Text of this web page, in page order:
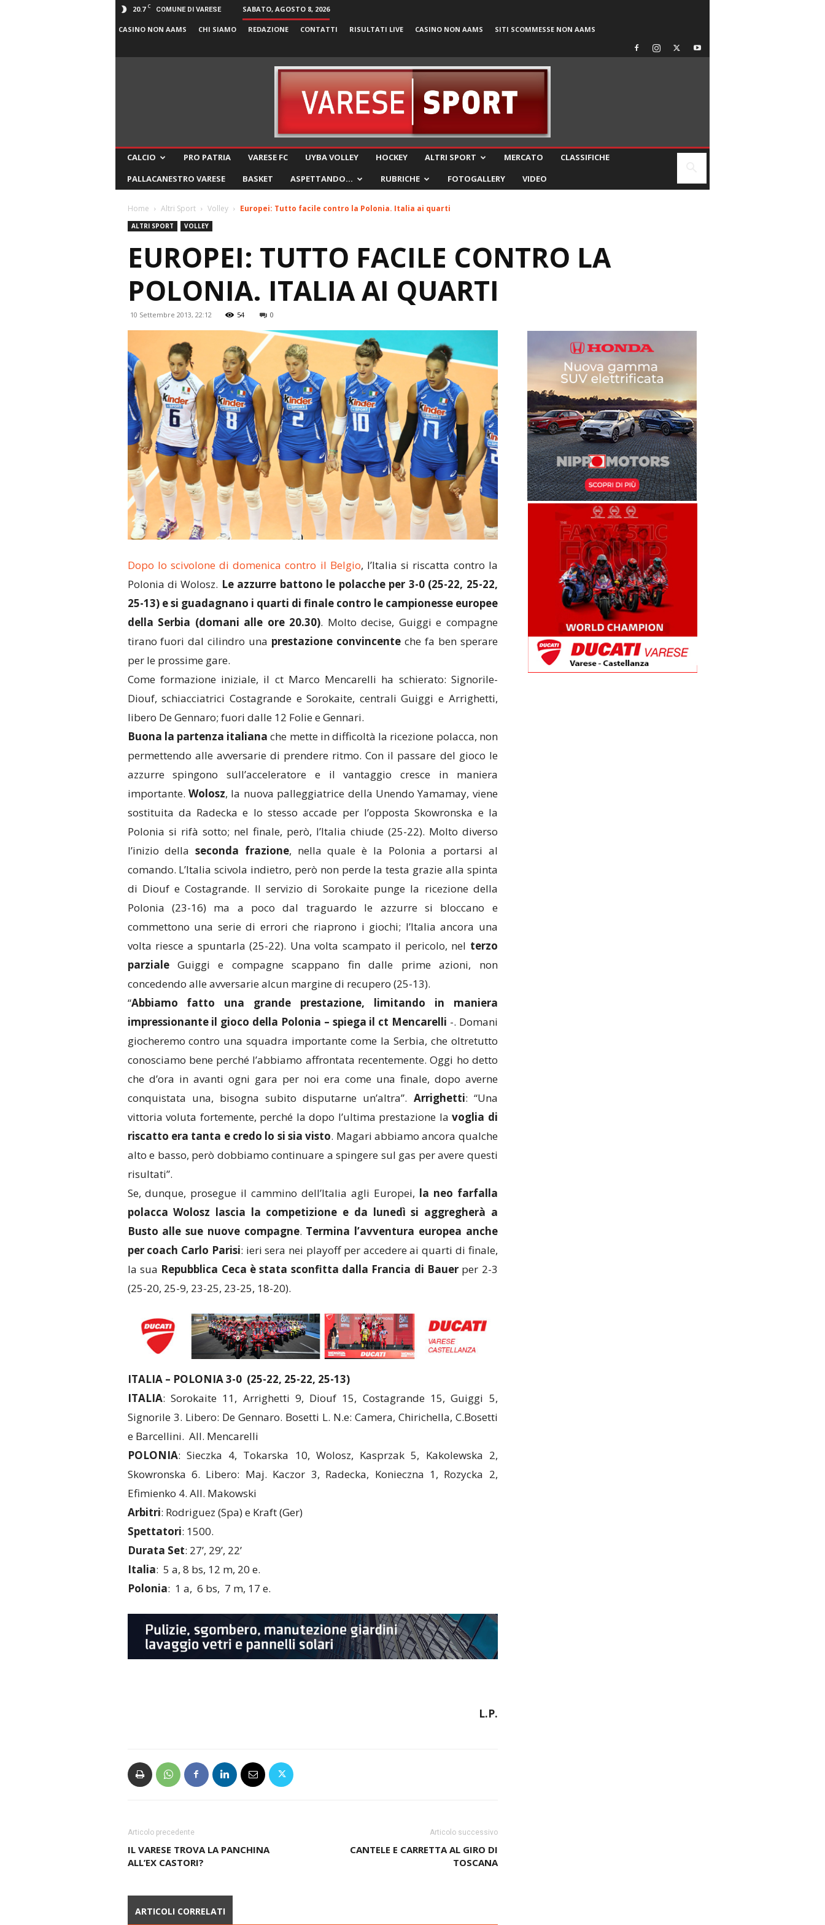
20.7 C COMUNE DI VARESE SABATO, AGOSTO 8, 2026
CASINO NON AAMS CHI SIAMO REDAZIONE CONTATTI RISULTATI LIVE CASINO NON AAMS SITI SCOMMESSE NON AAMS
CALCIO PRO PATRIA VARESE FC UYBA VOLLEY HOCKEY ALTRI SPORT MERCATO
CLASSIFICHE
PALLACANESTRO VARESE
BASKET ASPETTANDO… RUBRICHE FOTOGALLERY VIDEO
Home Altri Sport Volley Europei: Tutto facile contro la Polonia. Italia ai quarti
ALTRI SPORT VOLLEY
EUROPEI: TUTTO FACILE CONTRO LA
POLONIA. ITALIA AI QUARTI
10 Settembre 2013, 22:12 54 0
Dopo lo scivolone di domenica contro il Belgio, l’Italia si riscatta contro la
Polonia di Wolosz. Le azzurre battono le polacche per 3-0 (25-22, 25-22,
25-13) e si guadagnano i quarti di finale contro le campionesse europee
della Serbia (domani alle ore 20.30). Molto decise, Guiggi e compagne
tirano fuori dal cilindro una prestazione convincente che fa ben sperare
per le prossime gare.
Come formazione iniziale, il ct Marco Mencarelli ha schierato: Signorile-
Diouf, schiacciatrici Costagrande e Sorokaite, centrali Guiggi e Arrighetti,
libero De Gennaro; fuori dalle 12 Folie e Gennari.
Buona la partenza italiana che mette in difficoltà la ricezione polacca, non
permettendo alle avversarie di prendere ritmo. Con il passare del gioco le
azzurre spingono sull’acceleratore e il vantaggio cresce in maniera
importante. Wolosz, la nuova palleggiatrice della Unendo Yamamay, viene
sostituita da Radecka e lo stesso accade per l’opposta Skowronska e la
Polonia si rifà sotto; nel finale, però, l’Italia chiude (25-22). Molto diverso
l’inizio dellaseconda frazione, nella quale è la Polonia a portarsi al
comando. L’Italia scivola indietro, però non perde la testa grazie alla spinta
di Diouf e Costagrande. Il servizio di Sorokaite punge la ricezione della
Polonia (23-16) ma a poco dal traguardo le azzurre si bloccano e
commettono una serie di errori che riaprono i giochi; l’Italia ancora una
volta riesce a spuntarla (25-22). Una volta scampato il pericolo, nel terzo
parzialeGuiggi e compagne scappano fin dalle prime azioni, non
concedendo alle avversarie alcun margine di recupero (25-13).
“Abbiamo fatto una grande prestazione, limitando in maniera
impressionante il gioco della Polonia – spiega il ct Mencarelli -. Domani
giocheremo contro una squadra importante come la Serbia, che oltretutto
conosciamo bene perché l’abbiamo affrontata recentemente. Oggi ho detto
che d’ora in avanti ogni gara per noi era come una finale, dopo averne
conquistata una, bisogna subito disputarne un’altra”. Arrighetti: “Una
vittoria voluta fortemente, perché la dopo l’ultima prestazione lavoglia di
riscatto era tanta e credo lo si sia visto. Magari abbiamo ancora qualche
alto e basso, però dobbiamo continuare a spingere sul gas per avere questi
risultati”.
Se, dunque, prosegue il cammino dell’Italia agli Europei, la neo farfalla
polacca Wolosz lascia la competizione e da lunedì si aggregherà a
Busto alle sue nuove compagne. Termina l’avventura europea anche
per coach Carlo Parisi: ieri sera nei playoff per accedere ai quarti di finale,
la sua Repubblica Ceca è stata sconfitta dalla Francia di Bauer per 2-3
(25-20, 25-9, 23-25, 23-25, 18-20).
ITALIA – POLONIA 3-0 (25-22, 25-22, 25-13)
ITALIA: Sorokaite 11, Arrighetti 9, Diouf 15, Costagrande 15, Guiggi 5,
Signorile 3. Libero: De Gennaro. Bosetti L. N.e: Camera, Chirichella, C.Bosetti
e Barcellini. All. Mencarelli
POLONIA: Sieczka 4, Tokarska 10, Wolosz, Kasprzak 5, Kakolewska 2,
Skowronska 6. Libero: Maj. Kaczor 3, Radecka, Konieczna 1, Rozycka 2,
Efimienko 4. All. Makowski
Arbitri: Rodriguez (Spa) e Kraft (Ger)
Spettatori: 1500.
Durata Set: 27’, 29’, 22’
Italia: 5 a, 8 bs, 12 m, 20 e.
Polonia: 1 a, 6 bs, 7 m, 17 e.
L.P.
Articolo precedente
IL VARESE TROVA LA PANCHINA
ALL’EX CASTORI?
Articolo successivo
CANTELE E CARRETTA AL GIRO DI
TOSCANA
ARTICOLI CORRELATI